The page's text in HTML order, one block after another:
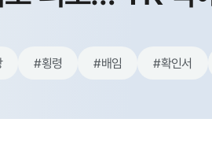
#횡령 #배임 #확인서